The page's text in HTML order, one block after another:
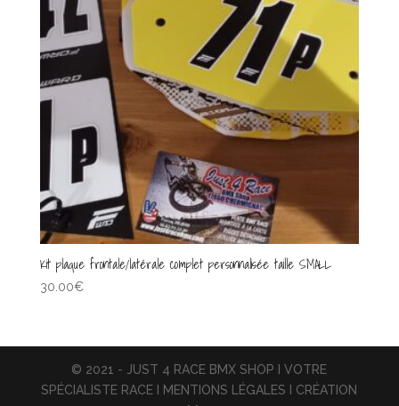
Kit plaque frontale/latérale complet personnalisée taille SMALL
30.00€
© 2021 - JUST 4 RACE BMX SHOP I VOTRE
SPÉCIALISTE RACE I MENTIONS LÉGALES I CRÉATION